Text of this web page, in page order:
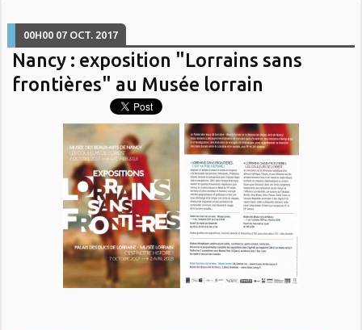
00H00 07 OCT. 2017
Nancy : exposition "Lorrains sans
frontières" au Musée lorrain